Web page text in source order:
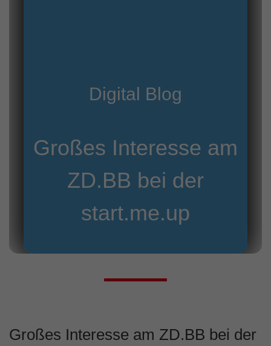
Digital Blog
Großes Interesse am
ZD.BB bei der
start.me.up
Großes Interesse am ZD.BB bei der